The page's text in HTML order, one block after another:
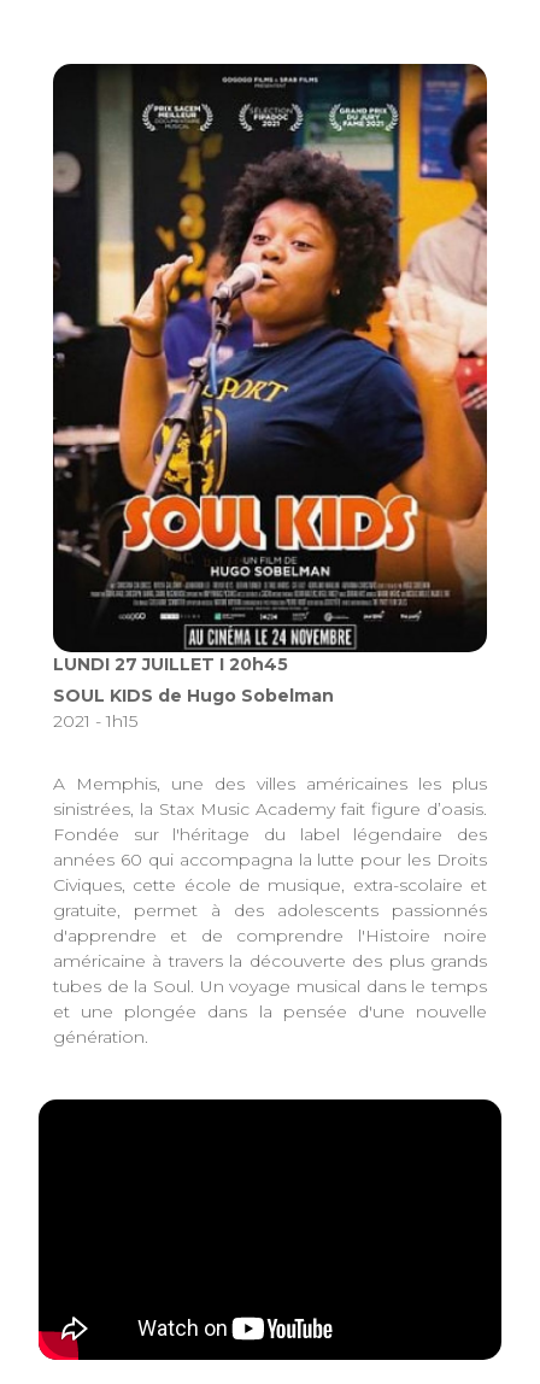
LUNDI 27 JUILLET I 20h45
SOUL KIDS de Hugo Sobelman
2021 - 1h15
A Memphis, une des villes américaines les plus
sinistrées, la Stax Music Academy fait figure d’oasis.
Fondée sur l'héritage du label légendaire des
années 60 qui accompagna la lutte pour les Droits
Civiques, cette école de musique, extra-scolaire et
gratuite, permet à des adolescents passionnés
d'apprendre et de comprendre l'Histoire noire
américaine à travers la découverte des plus grands
tubes de la Soul. Un voyage musical dans le temps
et une plongée dans la pensée d'une nouvelle
génération.